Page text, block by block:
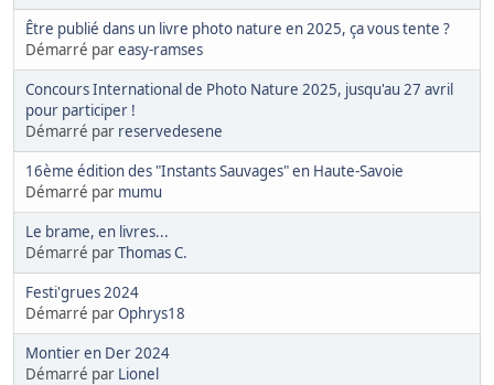
Être publié dans un livre photo nature en 2025, ça vous tente ?
Démarré pareasy-ramses
Concours International de Photo Nature 2025, jusqu'au 27 avril
pour participer !
Démarré par reservedesene
16ème édition des "Instants Sauvages" en Haute-Savoie
Démarré par mumu
Le brame, en livres...
Démarré parThomas C.
Festi'grues 2024
Démarré parOphrys18
Montier en Der 2024
Démarré par Lionel